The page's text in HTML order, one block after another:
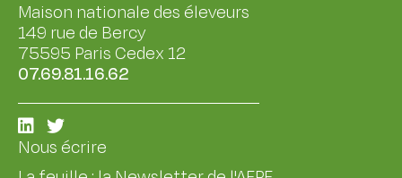
Maison nationale des éleveurs
149 rue de Bercy
75595 Paris Cedex 12
07.69.81.16.62
Nous écrire